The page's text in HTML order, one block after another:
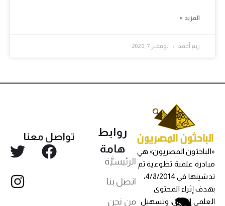
المزيد »
ريم أحمد نوفمبر 7, 2020
«الباحثون المصريون» هي
مبادرة علمية تطوعية تم
تدشينها في 4/8/2014،
بهدف إثراء المحتوى
العلمي العربي، وتسهيل
روابط
هامة
الرئيسيَّة
اتصل بنا
من نحن
تواصل معنا